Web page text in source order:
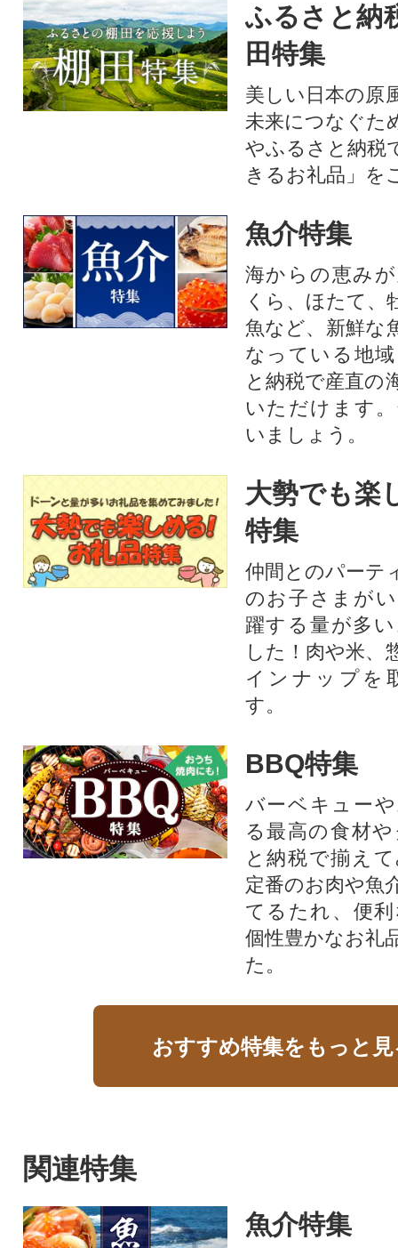
ふるさと納
田特集
美しい日本の原
未来につなぐた
やふるさと納税
きるお礼品」を
魚介特集
海からの恵み
くら、ほたて、
魚など、新鮮な
なっている地
と納税で産直の
いただけます
いましょう。
大勢でも楽
特集
仲間とのパーテ
のお子さまが
躍する量が多
した！肉や米、
インナップを
す。
BBQ特集
バーベキュー
る最高の食材
と納税で揃え
定番のお肉や魚
てるたれ、便
個性豊かなお礼
た。
おすすめ特集をもっと
関連特集
魚介特集